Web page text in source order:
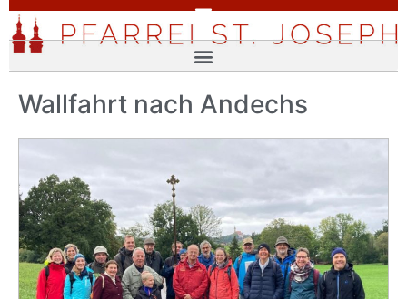
Wallfahrt nach Andechs